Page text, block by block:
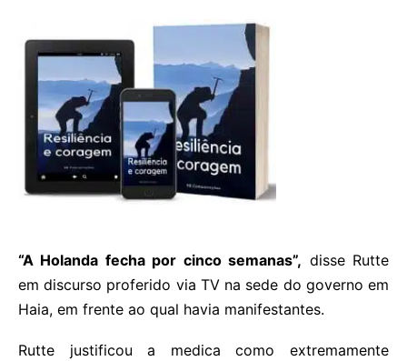
“A Holanda fecha por cinco semanas”, disse Rutte
em discurso proferido via TV na sede do governo em
Haia, em frente ao qual havia manifestantes.
Rutte justificou a medica como extremamente